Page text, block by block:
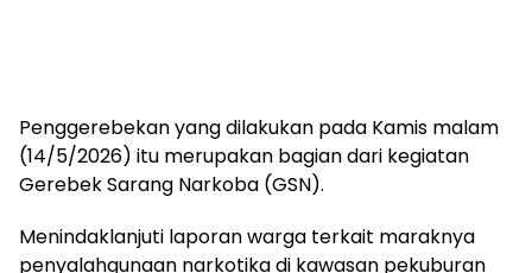
Penggerebekan yang dilakukan pada Kamis malam
(14/5/2026) itu merupakan bagian dari kegiatan
Gerebek Sarang Narkoba (GSN).
Menindaklanjuti laporan warga terkait maraknya
penyalahgunaan narkotika di kawasan pekuburan